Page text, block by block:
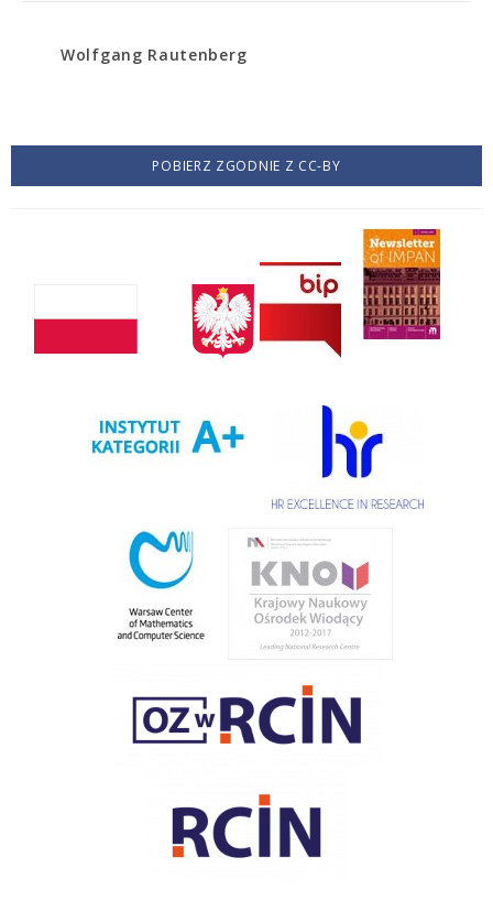
Wolfgang Rautenberg
POBIERZ ZGODNIE Z CC-BY